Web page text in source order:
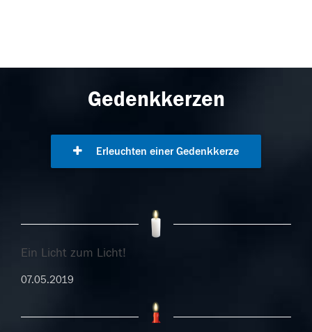
Gedenkkerzen
Erleuchten einer Gedenkkerze
Ein Licht zum Licht!
07.05.2019